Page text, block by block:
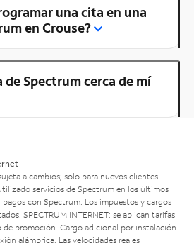
una cita en una
en Crouse?
Spectrum cerca de mí
a cambios; solo para nuevos clientes
servicios de Spectrum en los últimos
con Spectrum. Los impuestos y cargos
SPECTRUM INTERNET: se aplican tarifas
de promoción. Cargo adicional por instalación.
alámbrica. Las velocidades reales